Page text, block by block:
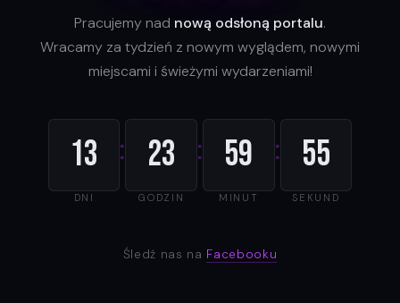
Pracujemy nad nową odsłoną portalu.
Wracamy za tydzień z nowym wyglądem, nowymi
miejscami i świeżymi wydarzeniami!
13
DNI
: 23
GODZIN
: 59
MINUT
: 55
SEKUND
Śledź nas na Facebooku